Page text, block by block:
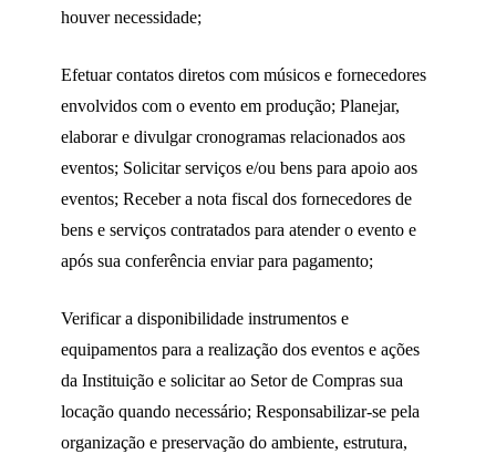
houver necessidade;
Efetuar contatos diretos com músicos e fornecedores
envolvidos com o evento em produção; Planejar,
elaborar e divulgar cronogramas relacionados aos
eventos; Solicitar serviços e/ou bens para apoio aos
eventos; Receber a nota fiscal dos fornecedores de
bens e serviços contratados para atender o evento e
após sua conferência enviar para pagamento;
Verificar a disponibilidade instrumentos e
equipamentos para a realização dos eventos e ações
da Instituição e solicitar ao Setor de Compras sua
locação quando necessário; Responsabilizar-se pela
organização e preservação do ambiente, estrutura,